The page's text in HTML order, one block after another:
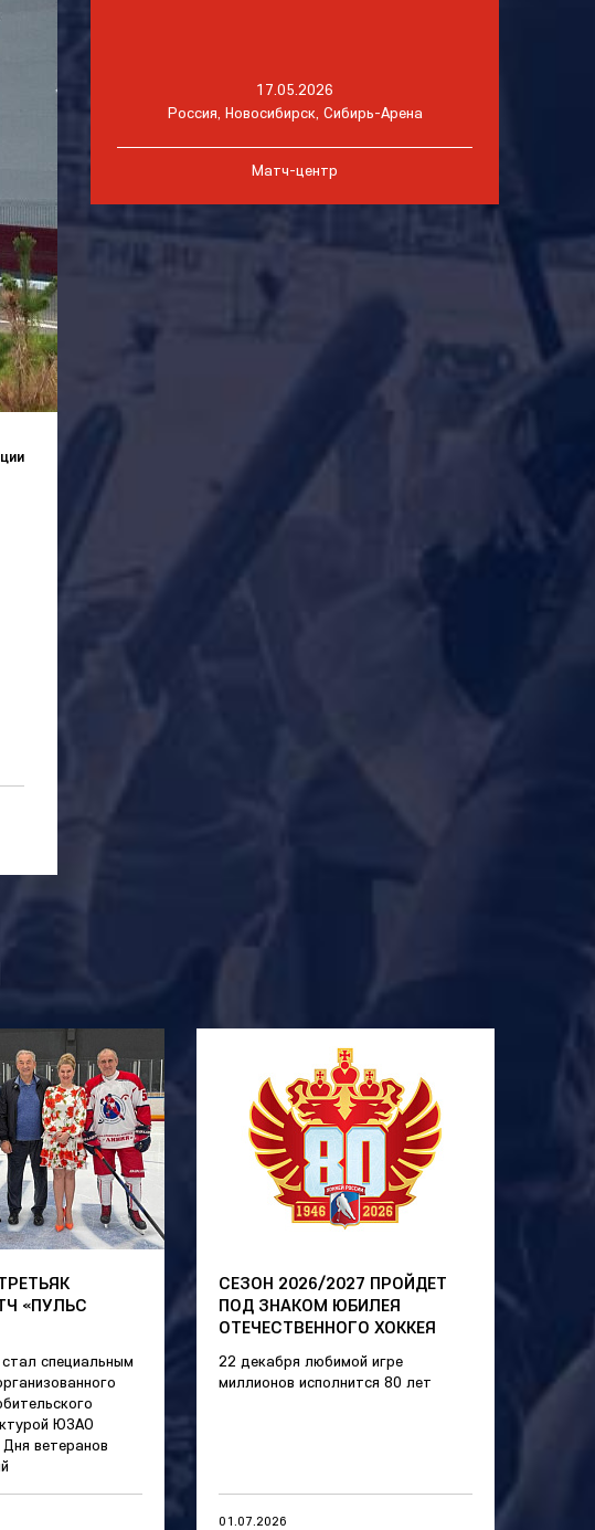
17.05.2026
Россия, Новосибирск, Сибирь-Арена
Матч-центр
«ПУЛЬС
специальным
ЮЗАО
ветеранов
СЕЗОН 2026/2027 ПРОЙДЕТ
ПОД ЗНАКОМ ЮБИЛЕЯ
ОТЕЧЕСТВЕННОГО ХОККЕЯ
22 декабря любимой игре
миллионов исполнится 80 лет
01.07.2026